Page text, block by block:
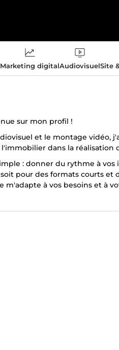
Marketing digitalAudiovisuelSite
sur mon profil !
et le montage vidéo,
dans la réalisation
: donner du rythme à
pour des formats courts et
m'adapte à vos besoins et à